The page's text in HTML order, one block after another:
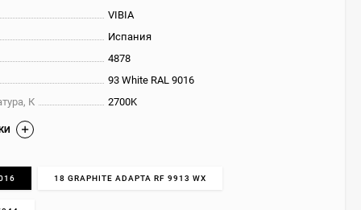
VIBIA
Испания
4878
93 White RAL 9016
К
2700K
18 GRAPHITE ADAPTA RF 9913 WX